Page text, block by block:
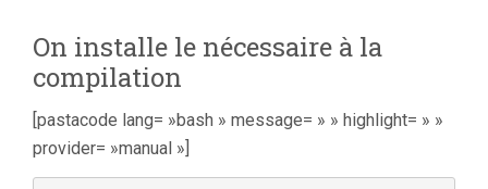
On installe le nécessaire à la
compilation
[pastacode lang= »bash » message= » » highlight= » »
provider= »manual »]